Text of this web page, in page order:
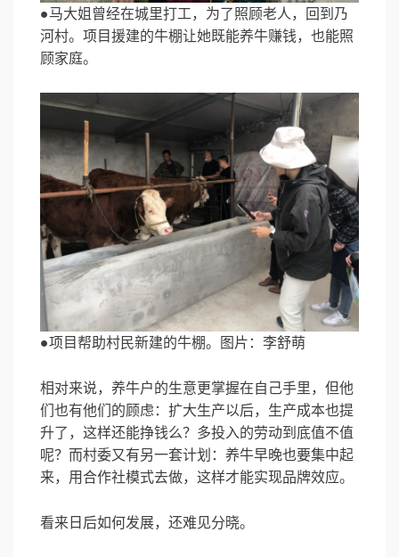
●马大姐曾经在城里打工，为了照顾老人，回到乃
河村。项目援建的牛棚让她既能养牛赚钱，也能照
顾家庭。
●项目帮助村民新建的牛棚。图片：李舒萌
相对来说，养牛户的生意更掌握在自己手里，但他
们也有他们的顾虑：扩大生产以后，生产成本也提
升了，这样还能挣钱么？多投入的劳动到底值不值
呢？而村委又有另一套计划：养牛早晚也要集中起
来，用合作社模式去做，这样才能实现品牌效应。
看来日后如何发展，还难见分晓。